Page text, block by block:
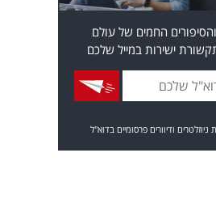
החמים של עולם
ישירות במייל שלכם
ודיוורים פרסומיים בדוא"ל